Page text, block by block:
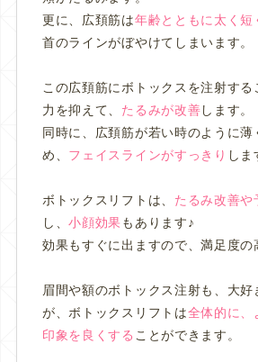
更に、広頚筋は年齢とともに太く短
首のラインがぼやけてしまいます。
この広頚筋にボトックスを注射す
力を抑えて、 たるみが改善します。
同時に、広頚筋が若い時のように薄
め、 フェイスラインがすっきり し
ボトックスリフトは、 たるみ改善や
し、小顔効果 もあります♪
効果もすぐに出ますので、満足度の
眉間や額のボトックス注射も、大好
が、ボトックスリフトは全体的に、
印象を良くする ことができます。